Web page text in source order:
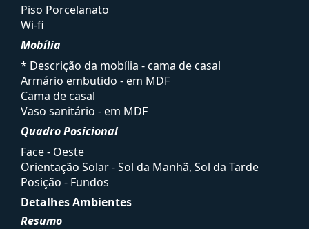
Piso Porcelanato
Wi-fi
Mobília
* Descrição da mobília - cama de casal
Armário embutido - em MDF
Cama de casal
Vaso sanitário - em MDF
Quadro Posicional
Face - Oeste
Orientação Solar - Sol da Manhã, Sol da Tarde
Posição - Fundos
Detalhes Ambientes
Resumo